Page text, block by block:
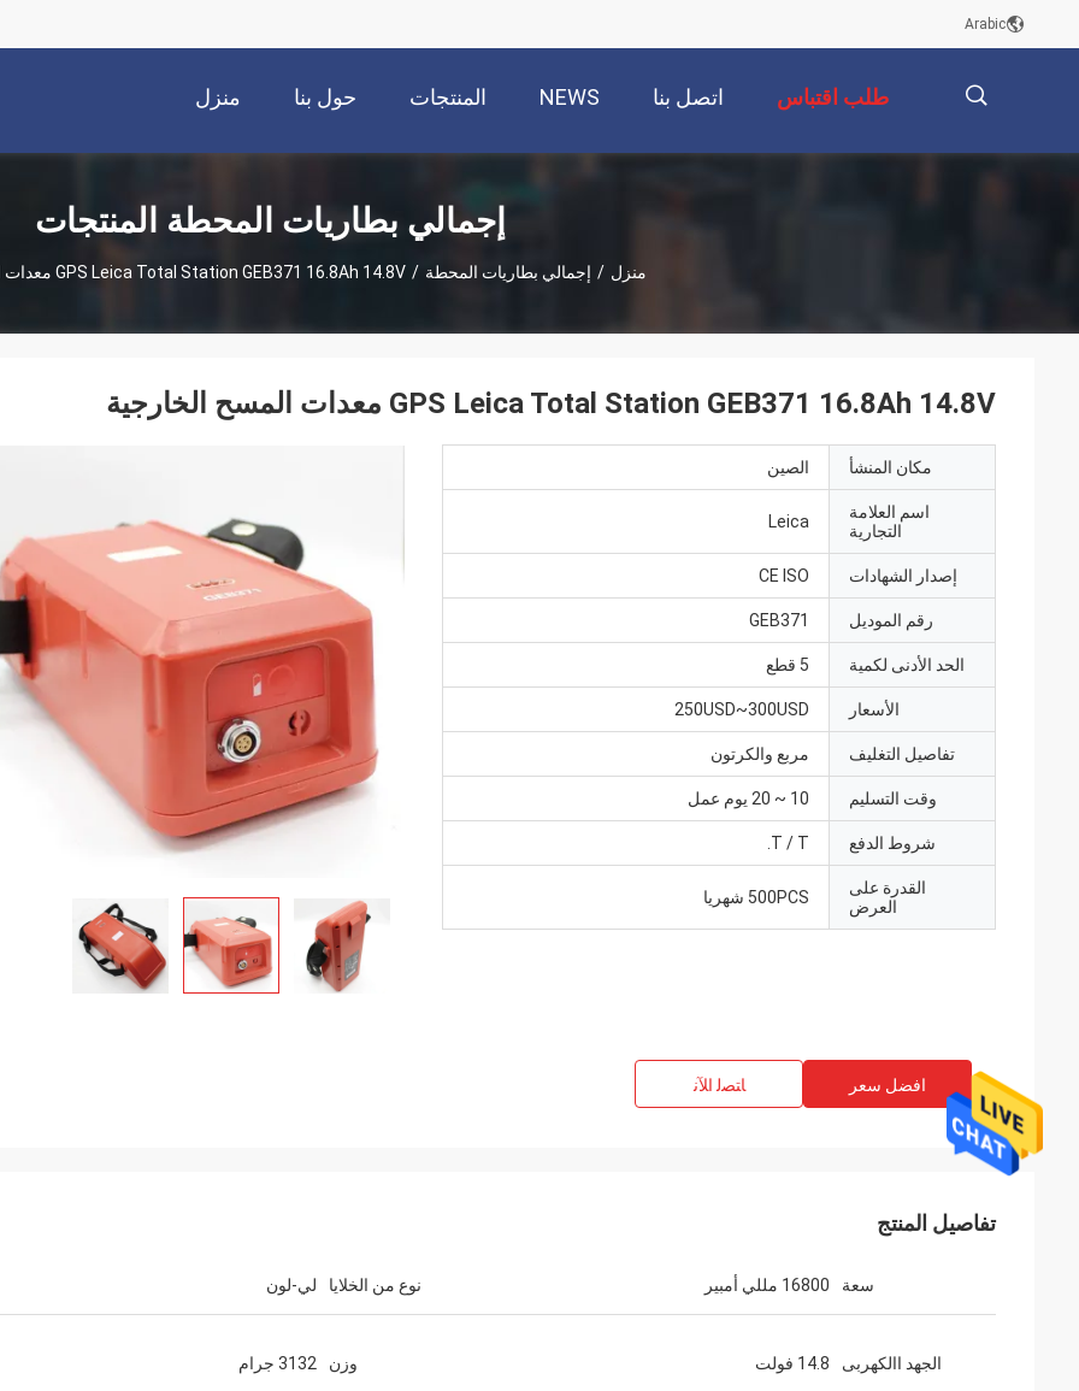
Arabic
منزل حول بنا المنتجات NEWS اتصل بنا طلب اقتباس
إجمالي بطاريات المحطة المنتجات
منزل / إجمالي بطاريات المحطة / GPS Leica Total Station GEB371 16.8Ah 14.8V معدات المسح الخارجية
GPS Leica Total Station GEB371 16.8Ah 14.8V معدات المسح الخارجية
مكان المنشأ الصين
اسم العلامة
التجارية
Leica
إصدار الشهادات CE ISO
رقم الموديل GEB371
الحد الأدنى لكمية 5 قطع
الأسعار 250USD~300USD
تفاصيل التغليف مربع والكرتون
وقت التسليم 10 ~ 20 يوم عمل
شروط الدفع T / T.
القدرة على
العرض
500PCS شهريا
افضل سعر ﺎﺘﺼﻟ ﺍﻶﻧ
تفاصيل المنتج
سعة 16800 مللي أمبير نوع من الخلايا لي-لون
الجهد االكهربى 14.8 فولت وزن 3132 جرام